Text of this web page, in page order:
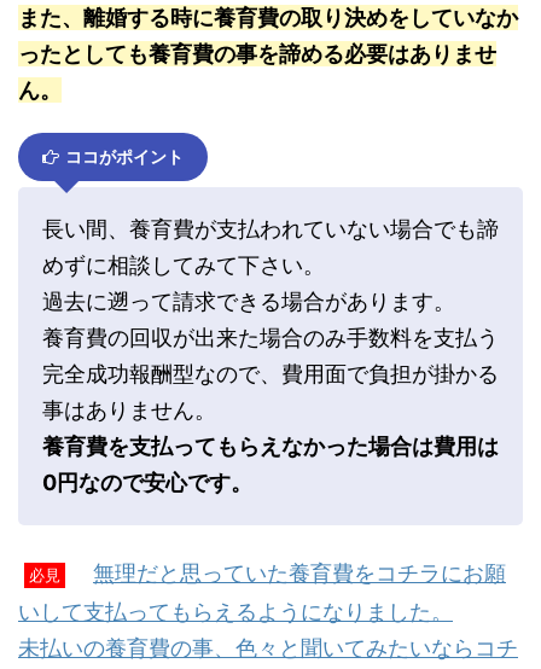
また、離婚する時に養育費の取り決めをしていなか
ったとしても養育費の事を諦める必要はありませ
ん。
ココがポイント
長い間、養育費が支払われていない場合でも諦
めずに相談してみて下さい。
過去に遡って請求できる場合があります。
養育費の回収が出来た場合のみ手数料を支払う
完全成功報酬型なので、費用面で負担が掛かる
事はありません。
養育費を支払ってもらえなかった場合は費用は
0円なので安心です。
必見
無理だと思っていた養育費をコチラにお願
いして支払ってもらえるようになりました。
未払いの養育費の事、色々と聞いてみたいならコチ